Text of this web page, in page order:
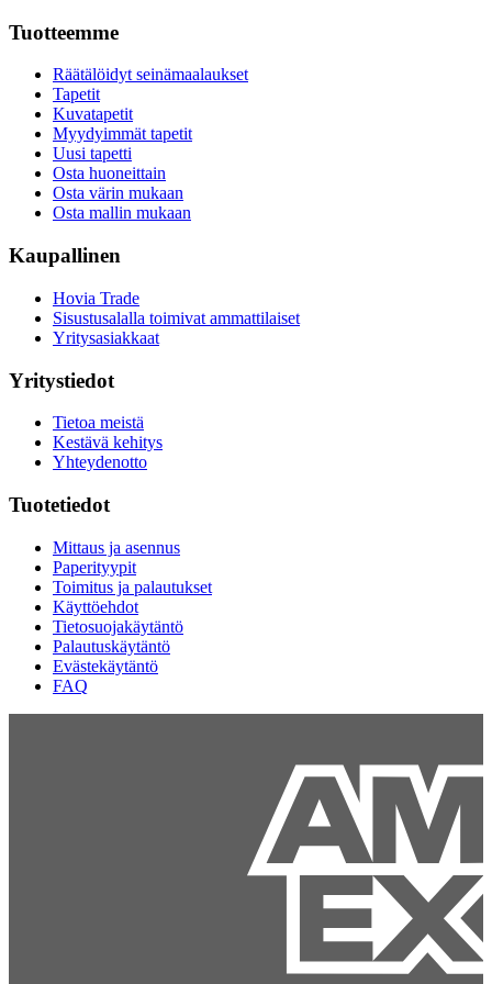
Tuotteemme
Räätälöidyt seinämaalaukset
Tapetit
Kuvatapetit
Myydyimmät tapetit
Uusi tapetti
Osta huoneittain
Osta värin mukaan
Osta mallin mukaan
Kaupallinen
Hovia Trade
Sisustusalalla toimivat ammattilaiset
Yritysasiakkaat
Yritystiedot
Tietoa meistä
Kestävä kehitys
Yhteydenotto
Tuotetiedot
Mittaus ja asennus
Paperityypit
Toimitus ja palautukset
Käyttöehdot
Tietosuojakäytäntö
Palautuskäytäntö
Evästekäytäntö
FAQ